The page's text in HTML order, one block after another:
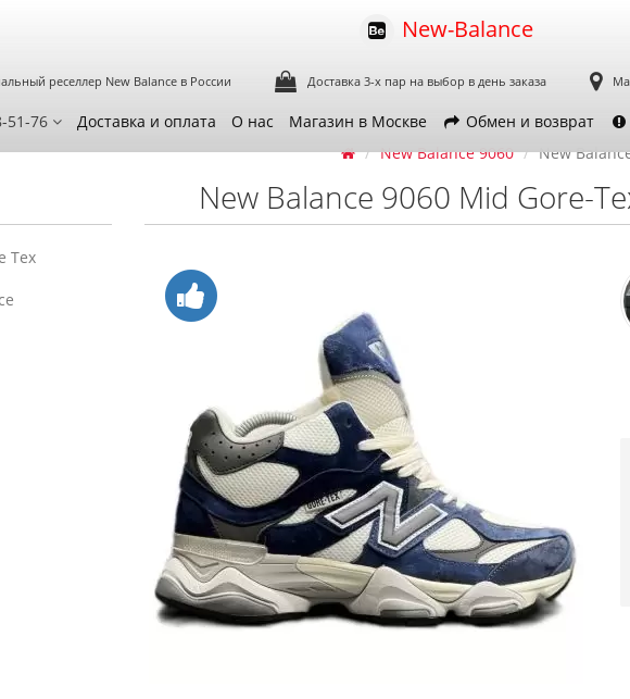
New-Balance
реселлер New Balance в России Доставка 3-х пар на выбор в день заказа
51-76 Доставка и оплата О нас Магазин в Москве Обмен и возврат
Tex
New Balance 9060 New
New Balance 9060 Mid Gore-